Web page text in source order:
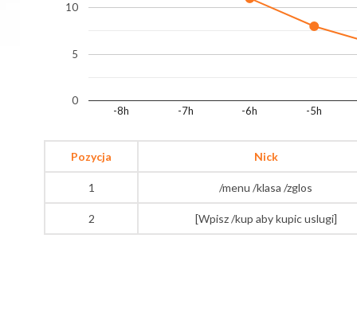
-8h -7h -6h -5h
0
5
10
Pozycja Nick
1 /menu /klasa /zglos
2 [Wpisz /kup aby kupic uslugi]